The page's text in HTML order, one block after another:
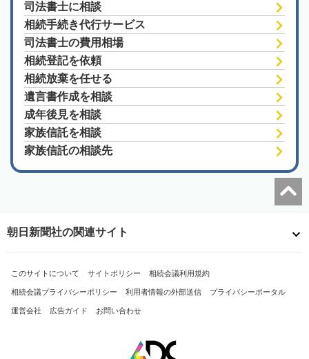
司法書士に相談
相続手続き代行サービス
司法書士の費用相場
相続登記を依頼
相続放棄を任せる
遺言書作成を相談
成年後見を相談
家族信託を相談
家族信託の相談先
朝日新聞社の関連サイト
このサイトについて サイトポリシー 相続会議利用規約
相続会議プライバシーポリシー 利用者情報の外部送信 プライバシーポータル
運営会社 広告ガイド お問い合わせ